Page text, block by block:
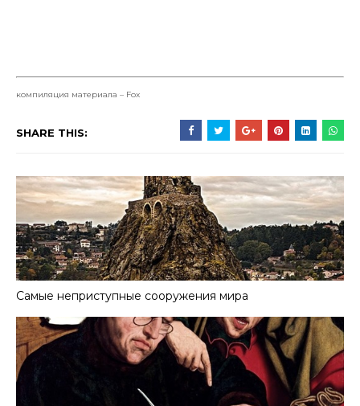
компиляция материала – Fox
SHARE THIS:
Самые неприступные сооружения мира